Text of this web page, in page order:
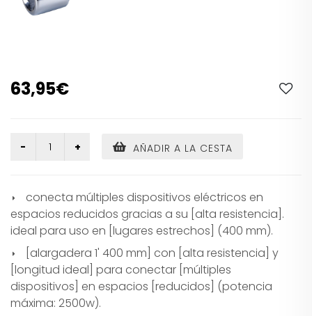
63,95€
AÑADIR A LA CESTA
conecta múltiples dispositivos eléctricos en
espacios reducidos gracias a su [alta resistencia].
ideal para uso en [lugares estrechos] (400 mm).
[alargadera 1' 400 mm] con [alta resistencia] y
[longitud ideal] para conectar [múltiples
dispositivos] en espacios [reducidos] (potencia
máxima: 2500w).